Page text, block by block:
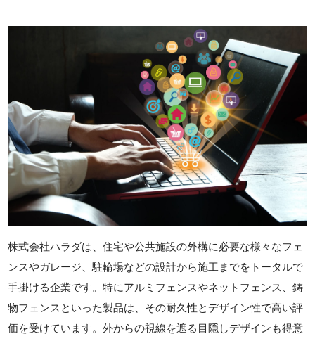
株式会社ハラダは、住宅や公共施設の外構に必要な様々なフェ
ンスやガレージ、駐輪場などの設計から施工までをトータルで
手掛ける企業です。特にアルミフェンスやネットフェンス、鋳
物フェンスといった製品は、その耐久性とデザイン性で高い評
価を受けています。外からの視線を遮る目隠しデザインも得意